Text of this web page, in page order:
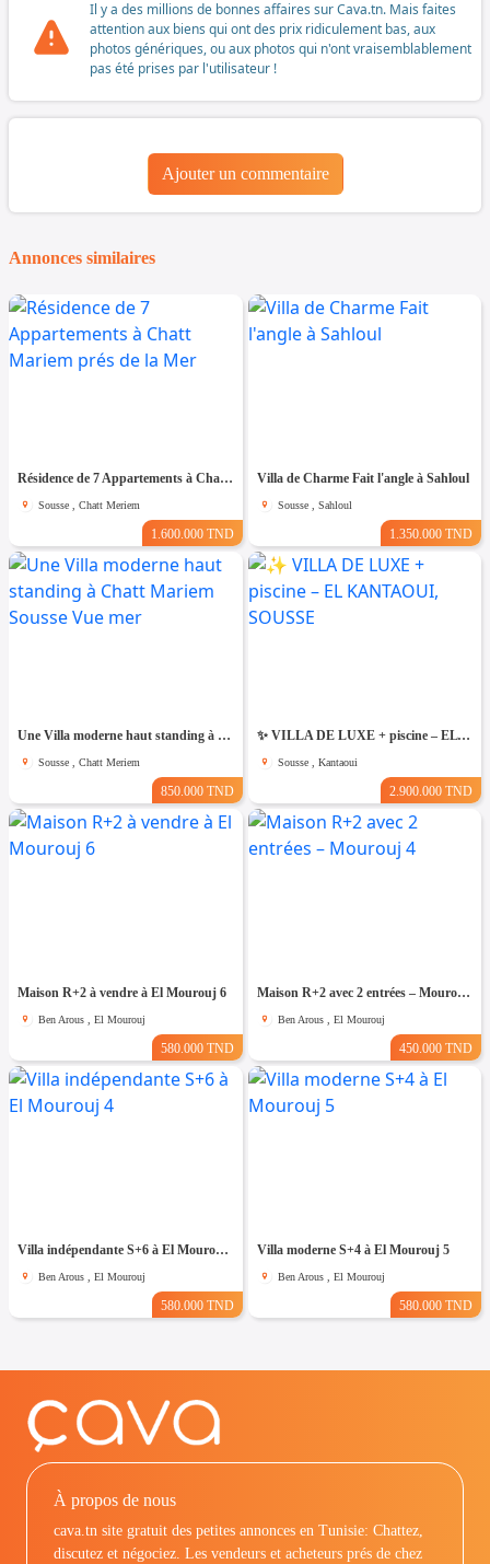
Il y a des millions de bonnes affaires sur Cava.tn. Mais faites
attention aux biens qui ont des prix ridiculement bas, aux
photos génériques, ou aux photos qui n'ont vraisemblablement
pas été prises par l'utilisateur !
Ajouter un commentaire
Annonces similaires
Résidence de 7 Appartements à Chatt Mariem prés de la Mer
Sousse , Chatt Meriem
1.600.000 TND
Villa de Charme Fait l'angle à Sahloul
Sousse , Sahloul
1.350.000 TND
Une Villa moderne haut standing à Chatt Mariem Sousse Vue mer
Sousse , Chatt Meriem
850.000 TND
​✨ VILLA DE LUXE + piscine – EL KANTAOUI, SOUSSE
Sousse , Kantaoui
2.900.000 TND
Maison R+2 à vendre à El Mourouj 6
Ben Arous , El Mourouj
580.000 TND
Maison R+2 avec 2 entrées – Mourouj 4
Ben Arous , El Mourouj
450.000 TND
Villa indépendante S+6 à El Mourouj 4
Ben Arous , El Mourouj
580.000 TND
Villa moderne S+4 à El Mourouj 5
Ben Arous , El Mourouj
580.000 TND
À propos de nous
cava.tn site gratuit des petites annonces en Tunisie: Chattez,
discutez et négociez. Les vendeurs et acheteurs prés de chez